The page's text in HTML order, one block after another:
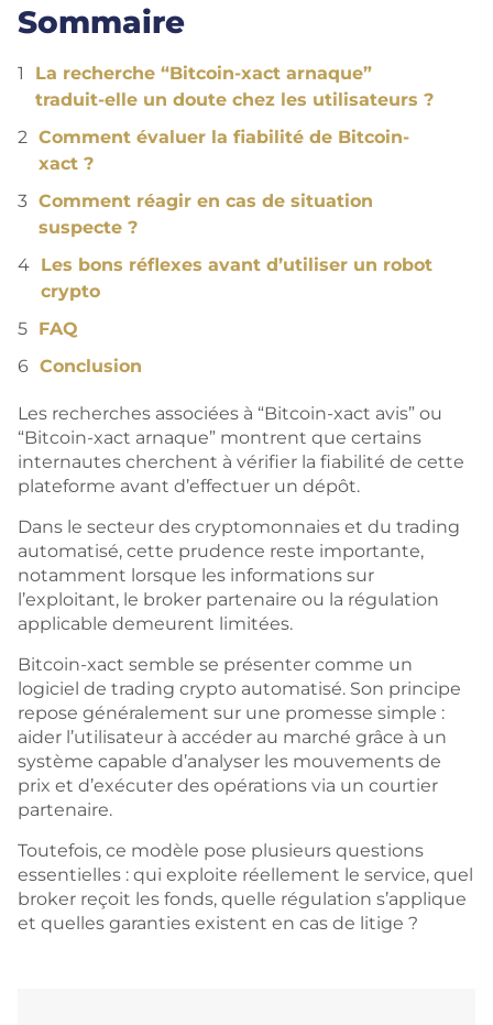
Sommaire
La recherche “Bitcoin-xact arnaque”
traduit-elle un doute chez les utilisateurs ?
Comment évaluer la fiabilité de Bitcoin-
xact ?
Comment réagir en cas de situation
suspecte ?
Les bons réflexes avant d’utiliser un robot
crypto
FAQ
Conclusion
Les recherches associées à “Bitcoin-xact avis” ou
“Bitcoin-xact arnaque” montrent que certains
internautes cherchent à vérifier la fiabilité de cette
plateforme avant d’effectuer un dépôt.
Dans le secteur des cryptomonnaies et du trading
automatisé, cette prudence reste importante,
notamment lorsque les informations sur
l’exploitant, le broker partenaire ou la régulation
applicable demeurent limitées.
Bitcoin-xact semble se présenter comme un
logiciel de trading crypto automatisé. Son principe
repose généralement sur une promesse simple :
aider l’utilisateur à accéder au marché grâce à un
système capable d’analyser les mouvements de
prix et d’exécuter des opérations via un courtier
partenaire.
Toutefois, ce modèle pose plusieurs questions
essentielles : qui exploite réellement le service, quel
broker reçoit les fonds, quelle régulation s’applique
et quelles garanties existent en cas de litige ?